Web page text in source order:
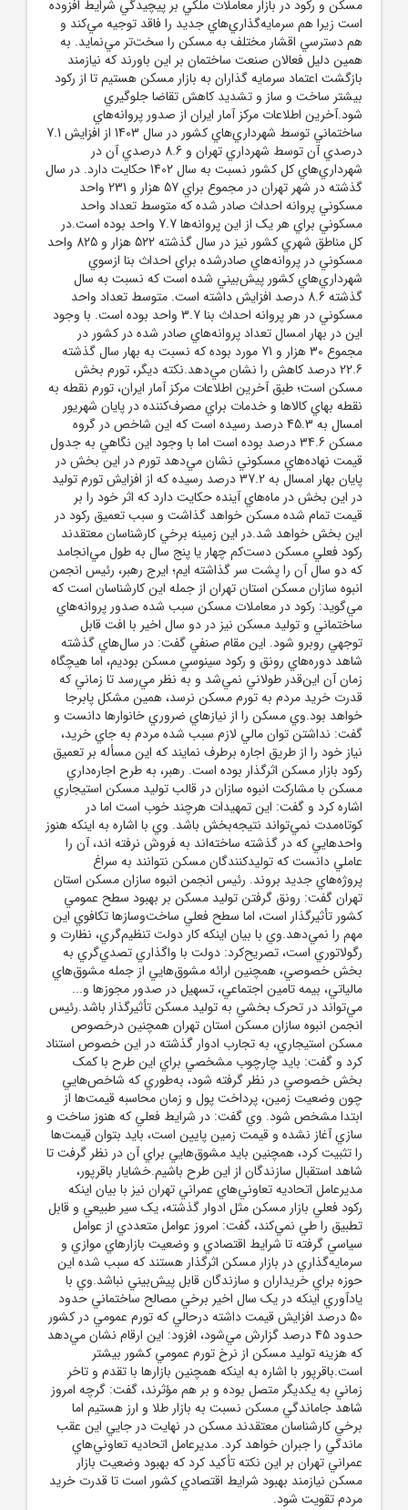
مسکن و رکود در بازار معاملات ملکي بر پيچيدگي شرايط افزوده
است زيرا هم سرمايه‌گذاري‌هاي جديد را فاقد توجيه مي‌کند و
هم دسترسي اقشار مختلف به مسکن را سخت‌تر مي‌نمايد. به
همين دليل فعالان صنعت ساختمان بر اين باورند که نيازمند
بازگشت اعتماد سرمايه گذاران به بازار مسکن هستيم تا از رکود
بيشتر ساخت و ساز و تشديد کاهش تقاضا جلوگيري
شود.آخرين اطلاعات مرکز آمار ايران از صدور پروانه‌هاي
ساختماني توسط شهرداري‌هاي کشور در سال 1403 از افزايش 7.1
درصدي آن توسط شهرداري تهران و 8.6 درصدي آن در
شهرداري‌هاي کل کشور نسبت به سال 1402 حکايت دارد. در سال
گذشته در شهر تهران در مجموع براي 57 هزار و 231 واحد
مسکوني پروانه احداث صادر شده که متوسط تعداد واحد
مسکوني براي هر يک از اين پروانه‌ها 7.7 واحد بوده است.در
کل مناطق شهري کشور نيز در سال گذشته 522 هزار و 825 واحد
مسکوني در پروانه‌هاي صادرشده براي احداث بنا ازسوي
شهرداري‌هاي کشور پيش‌بيني شده است که نسبت به سال
گذشته 8.6 درصد افزايش داشته است.‏ متوسط تعداد واحد
مسکوني در هر پروانه‌ احداث بنا 3.7 واحد بوده است‌. با وجود
اين در بهار امسال تعداد پروانه‌هاي صادر شده در کشور در
مجموع 30 هزار و 71 مورد بوده که نسبت به بهار سال گذشته
22.6 درصد کاهش را نشان مي‌دهد.نکته ديگر، تورم بخش
مسکن است؛ طبق آخرين اطلاعات مرکز آمار ايران، تورم نقطه به
نقطه بهاي کالاها و خدمات براي مصرف‌کننده در پايان شهريور
امسال به 45.3 درصد رسيده است که اين شاخص در گروه
مسکن 34.6 درصد بوده است اما با وجود اين نگاهي به جدول
قيمت نهاده‌هاي مسکوني نشان مي‌دهد تورم در اين بخش در
پايان بهار امسال به 37.2 درصد رسيده که از افزايش تورم توليد
در اين بخش در ماه‌هاي آينده حکايت دارد که اثر خود را بر
قيمت تمام شده مسکن خواهد گذاشت و سبب تعميق رکود در
اين بخش خواهد شد.در اين زمينه برخي کارشناسان معتقدند
رکود فعلي مسکن دست‌کم چهار يا پنج سال به طول مي‌انجامد
که دو سال آن را پشت سر گذاشته ايم؛ ايرج رهبر، رئيس انجمن
انبوه سازان مسکن استان تهران از جمله اين کارشناسان است که
مي‌گويد: رکود در معاملات مسکن سبب شده صدور پروانه‌هاي
ساختماني و توليد مسکن نيز در دو سال اخير با افت قابل
توجهي روبرو شود. اين مقام صنفي گفت: در سال‌هاي گذشته
شاهد دوره‌هاي رونق و رکود سينوسي مسکن بوديم، اما هيچگاه
زمان آن اين‌قدر طولاني نمي‌شد و به نظر مي‌رسد تا زماني که
قدرت خريد مردم به تورم مسکن نرسد، همين مشکل پابرجا
خواهد بود.وي مسکن را از نيازهاي ضروري خانوارها دانست و
گفت: نداشتن توان مالي لازم سبب شده مردم به جاي خريد،
نياز خود را از طريق اجاره برطرف نمايند که اين مسأله بر تعميق
رکود بازار مسکن اثرگذار بوده است. رهبر، به طرح اجاره‌داري
مسکن با مشارکت انبوه سازان در قالب توليد مسکن استيجاري
اشاره کرد و گفت: اين تمهيدات هرچند خوب است اما در
کوتاه‌مدت نمي‌تواند نتيجه‌بخش باشد. وي با اشاره به اينکه هنوز
واحدهايي که در گذشته ساخته‌اند به فروش نرفته اند، آن را
عاملي دانست که توليدکنندگان مسکن نتوانند به سراغ
پروژه‌هاي جديد بروند. رئيس انجمن انبوه سازان مسکن استان
تهران گفت: رونق گرفتن توليد مسکن بر بهبود سطح عمومي
کشور تأثيرگذار است، اما سطح فعلي ساخت‌وسازها تکافوي اين
مهم را نمي‌دهد.وي با بيان اينکه کار دولت تنظيم‌گري، نظارت و
رگولاتوري است، تصريح‌کرد: دولت با واگذاري تصدي‌گري به
بخش خصوصي، همچنين ارائه مشوق‌هايي از جمله مشوق‌هاي
مالياتي، بيمه تامين اجتماعي، تسهيل در صدور مجوزها و...
مي‌تواند در تحرک بخشي به توليد مسکن تأثيرگذار باشد.رئيس
انجمن انبوه سازان مسکن استان تهران همچنين درخصوص
مسکن استيجاري، به تجارب ادوار گذشته در اين خصوص استناد
کرد و گفت: بايد چارچوب مشخصي براي اين طرح با کمک
بخش خصوصي در نظر گرفته شود، به‌طوري که شاخص‌هايي
چون وضعيت زمين، پرداخت پول و زمان محاسبه قيمت‌ها از
ابتدا مشخص شود. وي گفت: در شرايط فعلي که هنوز ساخت و
سازي آغاز نشده و قيمت زمين پايين است، بايد بتوان قيمت‌ها
را تثبيت کرد، همچنين بايد مشوق‌هايي براي آن در نظر گرفت تا
شاهد استقبال سازندگان از اين طرح باشيم.خشايار باقرپور،
مديرعامل اتحاديه تعاوني‌هاي عمراني تهران نيز با بيان اينکه
رکود فعلي بازار مسکن مثل ادوار گذشته، يک سير طبيعي و قابل
تطبيق را طي نمي‌کند، گفت: امروز عوامل متعددي از عوامل
سياسي گرفته تا شرايط اقتصادي و وضعيت بازارهاي موازي و
سرمايه‌گذاري در بازار مسکن اثرگذار هستند که سبب شده اين
حوزه براي خريداران و سازندگان قابل پيش‌بيني نباشد.وي با
يادآوري اينکه در يک سال اخير برخي مصالح ساختماني حدود
50 درصد افزايش قيمت داشته درحالي که تورم عمومي در کشور
حدود 45 درصد گزارش مي‌شود، افزود: اين ارقام نشان مي‌دهد
که هزينه توليد مسکن از نرخ تورم عمومي کشور بيشتر
است.باقرپور با اشاره به اينکه همچنين بازارها با تقدم و تاخر
زماني به يکديگر متصل بوده و بر هم مؤثرند، گفت: گرچه امروز
شاهد جاماندگي مسکن نسبت به بازار طلا و ارز هستيم اما
برخي کارشناسان معتقدند مسکن در نهايت در جايي اين عقب
ماندگي را جبران خواهد کرد. مديرعامل اتحاديه تعاوني‌هاي
عمراني تهران بر اين نکته تأکيد کرد که بهبود وضعيت بازار
مسکن نيازمند بهبود شرايط اقتصادي کشور است تا قدرت خريد
مردم تقويت شود.